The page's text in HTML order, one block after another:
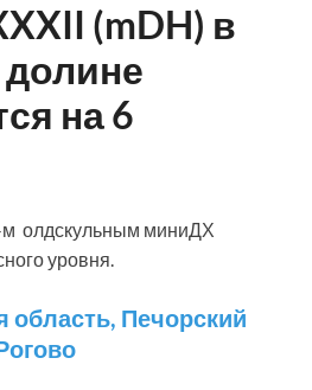
(mDH) в
на 6
м олдскульным миниДХ
уровня.
область, Печорский